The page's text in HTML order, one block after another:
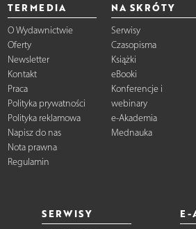
TERMEDIA
O Wydawnictwie
Oferty
Newsletter
Kontakt
Praca
Polityka prywatności
Polityka reklamowa
Napisz do nas
Nota prawna
Regulamin
NA SKRÓTY
Serwisy
Czasopisma
Książki
eBooki
Konferencje i
webinary
e-Akademia
Mednauka
SERWISY E-